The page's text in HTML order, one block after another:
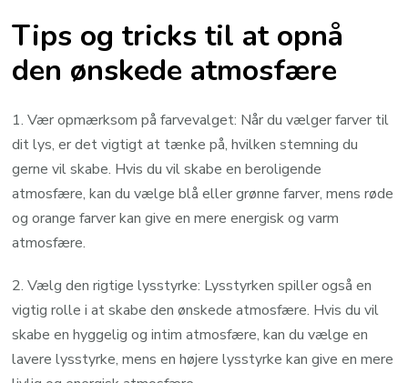
Tips og tricks til at opnå
den ønskede atmosfære
1. Vær opmærksom på farvevalget: Når du vælger farver til
dit lys, er det vigtigt at tænke på, hvilken stemning du
gerne vil skabe. Hvis du vil skabe en beroligende
atmosfære, kan du vælge blå eller grønne farver, mens røde
og orange farver kan give en mere energisk og varm
atmosfære.
2. Vælg den rigtige lysstyrke: Lysstyrken spiller også en
vigtig rolle i at skabe den ønskede atmosfære. Hvis du vil
skabe en hyggelig og intim atmosfære, kan du vælge en
lavere lysstyrke, mens en højere lysstyrke kan give en mere